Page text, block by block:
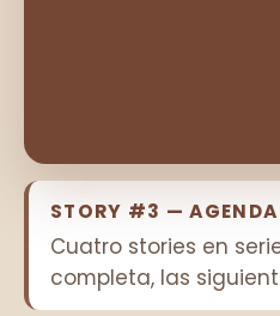
STORY #3 — AGENDA
Cuatro stories en
completa, las